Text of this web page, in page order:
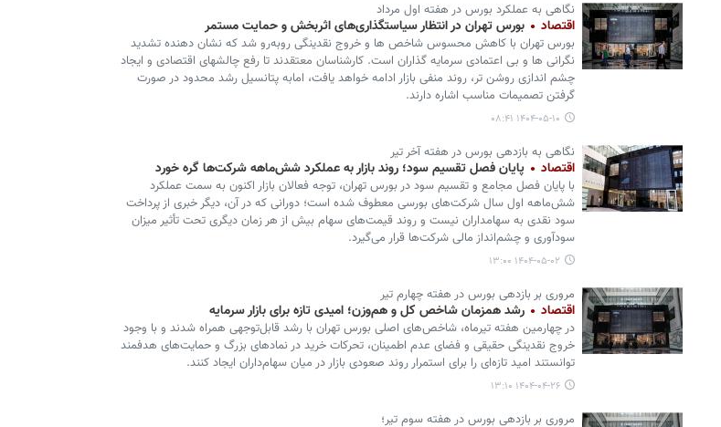
نگاهی به عملکرد بورس در هفته اول مرداد
اقتصاد بورس تهران در انتظار سیاستگذاری‌های اثربخش و حمایت مستمر
بورس تهران با کاهش محسوس شاخص ها و خروج نقدینگی روبه‌رو شد که نشان دهنده تشدید
نگرانی ها و بی اعتمادی سرمایه گذاران است. کارشناسان معتقدند تا رفع چالشهای اقتصادی و ایجاد
چشم اندازی روشن تر، روند منفی بازار ادامه خواهد یافت، امابه پتانسیل رشد محدود در صورت
گرفتن تصمیمات مناسب اشاره دارند.
۱۴۰۴-۰۵-۱۰ ۰۸:۴۱
نگاهی به بازدهی بورس در هفته آخر تیر
اقتصاد پایان فصل تقسیم سود؛ روند بازار به عملکرد شش‌ماهه شرکت‌ها گره خورد
با پایان فصل مجامع و تقسیم سود در بورس تهران، توجه فعالان بازار اکنون به سمت عملکرد
شش‌ماهه اول سال شرکت‌های بورسی معطوف شده است؛ دورانی که در آن، دیگر خبری از پرداخت
سود نقدی به سهامداران نیست و روند قیمت‌های سهام بیش از هر زمان دیگری تحت تأثیر میزان
سودآوری و چشم‌انداز مالی شرکت‌ها قرار می‌گیرد.
۱۴۰۴-۰۵-۰۲ ۱۳:۰۰
مروری بر بازدهی بورس در هفته چهارم تیر
اقتصاد رشد همزمان شاخص کل و هم‌وزن؛ امیدی تازه برای بازار سرمایه
در چهارمین هفته تیرماه، شاخص‌های اصلی بورس تهران با رشد قابل‌توجهی همراه شدند و با وجود
خروج نقدینگی حقیقی و فضای عدم اطمینان، تحرکات خرید در نمادهای بزرگ و حمایت‌های هدفمند
توانستند امید تازه‌ای را برای استمرار روند صعودی بازار در میان سهام‌داران ایجاد کنند.
۱۴۰۴-۰۴-۲۶ ۱۳:۱۰
مروری بر بازدهی بورس در هفته سوم تیر؛